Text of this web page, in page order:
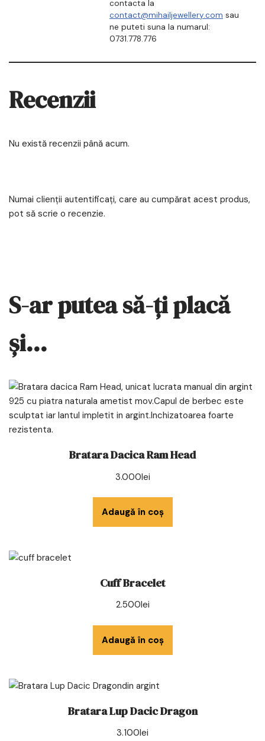
contacta la
contact@mihailjewellery.com sau
ne puteti suna la numarul:
0731.778.776
Recenzii
Nu există recenzii până acum.
Numai clienții autentificați, care au cumpărat acest produs,
pot să scrie o recenzie.
S-ar putea să-ți placă
și…
Bratara Dacica Ram Head
3.000lei
Adaugă în coș
Cuff Bracelet
2.500lei
Adaugă în coș
Bratara Lup Dacic Dragon
3.100lei